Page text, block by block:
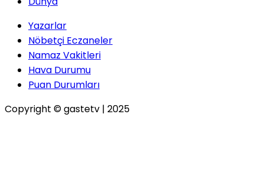
Yazarlar
Nöbetçi Eczaneler
Namaz Vakitleri
Hava Durumu
Puan Durumları
Copyright © gastetv | 2025